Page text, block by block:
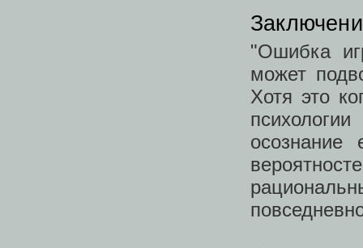
"Ошибка
может
Хотя это
осознание